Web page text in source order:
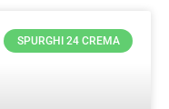
SPURGHI 24 CREMA